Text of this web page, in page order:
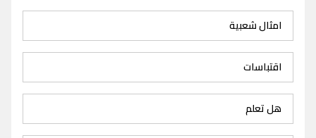
امثال شعبية
اقتباسات
هل تعلم